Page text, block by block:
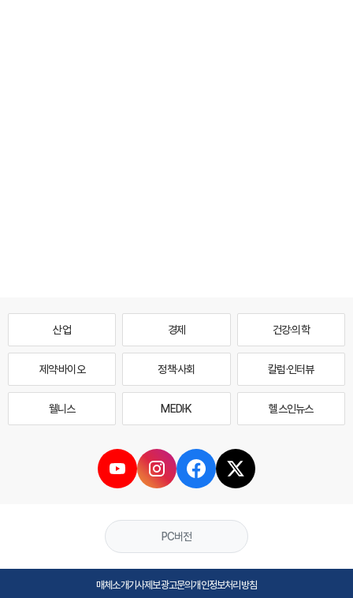
산업 경제 건강·의학
제약·바이오 정책·사회 칼럼·인터뷰
웰니스 MEDI·K 헬스인뉴스
PC버전
매체소개기사제보광고문의개인정보처리방침